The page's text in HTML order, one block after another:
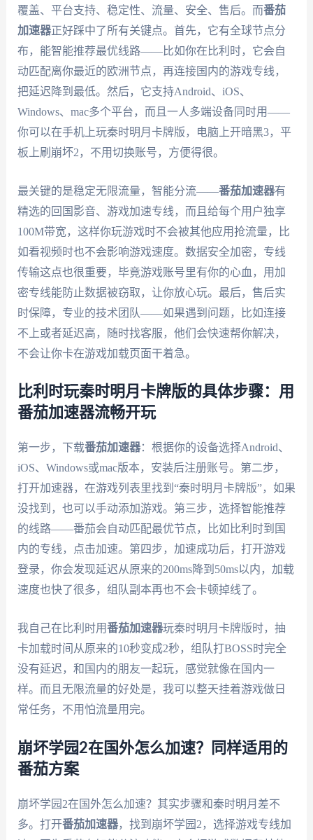
覆盖、平台支持、稳定性、流量、安全、售后。而番茄
加速器正好踩中了所有关键点。首先，它有全球节点分
布，能智能推荐最优线路——比如你在比利时，它会自
动匹配离你最近的欧洲节点，再连接国内的游戏专线，
把延迟降到最低。然后，它支持Android、iOS、
Windows、mac多个平台，而且一人多端设备同时用——
你可以在手机上玩秦时明月卡牌版，电脑上开暗黑3，平
板上刷崩坏2，不用切换账号，方便得很。
最关键的是稳定无限流量，智能分流——番茄加速器有
精选的回国影音、游戏加速专线，而且给每个用户独享
100M带宽，这样你玩游戏时不会被其他应用抢流量，比
如看视频时也不会影响游戏速度。数据安全加密，专线
传输这点也很重要，毕竟游戏账号里有你的心血，用加
密专线能防止数据被窃取，让你放心玩。最后，售后实
时保障，专业的技术团队——如果遇到问题，比如连接
不上或者延迟高，随时找客服，他们会快速帮你解决，
不会让你卡在游戏加载页面干着急。
比利时玩秦时明月卡牌版的具体步骤：用
番茄加速器流畅开玩
第一步，下载番茄加速器：根据你的设备选择Android、
iOS、Windows或mac版本，安装后注册账号。第二步，
打开加速器，在游戏列表里找到“秦时明月卡牌版”，如果
没找到，也可以手动添加游戏。第三步，选择智能推荐
的线路——番茄会自动匹配最优节点，比如比利时到国
内的专线，点击加速。第四步，加速成功后，打开游戏
登录，你会发现延迟从原来的200ms降到50ms以内，加载
速度也快了很多，组队副本再也不会卡顿掉线了。
我自己在比利时用番茄加速器玩秦时明月卡牌版时，抽
卡加载时间从原来的10秒变成2秒，组队打BOSS时完全
没有延迟，和国内的朋友一起玩，感觉就像在国内一
样。而且无限流量的好处是，我可以整天挂着游戏做日
常任务，不用怕流量用完。
崩坏学园2在国外怎么加速？同样适用的
番茄方案
崩坏学园2在国外怎么加速？其实步骤和秦时明月差不
多。打开番茄加速器，找到崩坏学园2，选择游戏专线加